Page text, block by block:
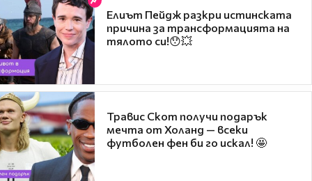
Елиът Пейдж разкри истинската
причина за трансформацията на
тялото си!😯💥
Травис Скот получи подарък
мечта от Холанд — всеки
футболен фен би го искал! 🤩